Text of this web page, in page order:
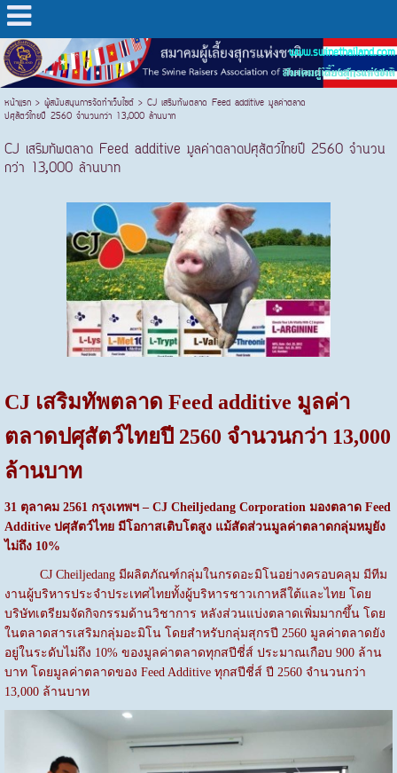
www.swinethailand.com
สมาคมผู้เลี้ยงสุกรแห่งชาติ
หน้าแรก > ผู้สนับสนุนการจัดทำเว็บไซต์> CJ เสริมทัพตลาด Feed additive มูลค่าตลาด
ปศุสัตว์ไทยปี 2560 จำนวนกว่า 13,000 ล้านบาท
CJ เสริมทัพตลาด Feed additive มูลค่าตลาดปศุสัตว์ไทยปี 2560 จำนวน
กว่า 13,000 ล้านบาท
CJ เสริมทัพตลาด Feed additive มูลค่า
ตลาดปศุสัตว์ไทยปี 2560 จำนวนกว่า 13,000
ล้านบาท
31 ตุลาคม 2561 กรุงเทพฯ – CJ Cheiljedang Corporation มองตลาด Feed
Additive ปศุสัตว์ไทย มีโอกาสเติบโตสูง แม้สัดส่วนมูลค่าตลาดกลุ่มหมูยัง
ไม่ถึง 10%
CJ Cheiljedang มีผลิตภัณฑ์กลุ่มในกรดอะมิโนอย่างครอบคลุม มีทีม
งานผู้บริหารประจำประเทศไทยทั้งผู้บริหารชาวเกาหลีใต้และไทย โดย
บริษัทเตรียมจัดกิจกรรมด้านวิชาการ หลังส่วนแบ่งตลาดเพิ่มมากขึ้น โดย
ในตลาดสารเสริมกลุ่มอะมิโน โดยสำหรับกลุ่มสุกรปี 2560 มูลค่าตลาดยัง
อยู่ในระดับไม่ถึง 10% ของมูลค่าตลาดทุกสปีชี่ส์ ประมาณเกือบ 900 ล้าน
บาท โดยมูลค่าตลาดของ Feed Additive ทุกสปีชี่ส์ ปี 2560 จำนวนกว่า
13,000 ล้านบาท